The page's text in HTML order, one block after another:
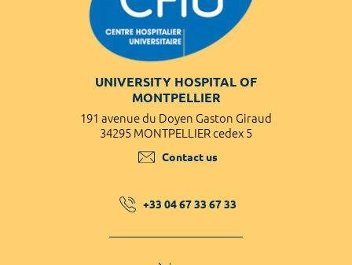
UNIVERSITY HOSPITAL OF
MONTPELLIER
191 avenue du Doyen Gaston Giraud
34295 MONTPELLIER cedex 5
Contact us
+33 04 67 33 67 33